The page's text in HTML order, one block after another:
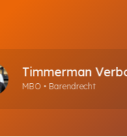
Timmerman
MBO • Barendrecht